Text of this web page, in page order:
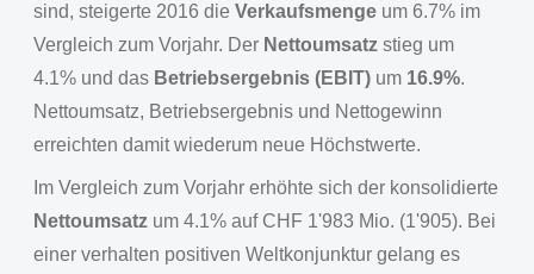
sind, steigerte 2016 die Verkaufsmenge um 6.7% im
Vergleich zum Vorjahr. Der Nettoumsatz stieg um
4.1% und das Betriebsergebnis (EBIT) um 16.9%.
Nettoumsatz, Betriebsergebnis und Nettogewinn
erreichten damit wiederum neue Höchstwerte.
Im Vergleich zum Vorjahr erhöhte sich der konsolidierte
Nettoumsatz um 4.1% auf CHF 1'983 Mio. (1'905). Bei
einer verhalten positiven Weltkonjunktur gelang es